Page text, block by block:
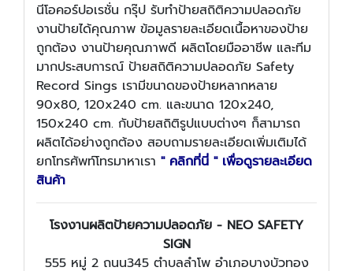
นีโอคอร์ปอเรชั่น กรุ๊ป รับทำป้ายสถิติความปลอดภัย
งานป้ายได้คุณภาพ ข้อมูลรายละเอียดเนื้อหาของป้าย
ถูกต้อง งานป้ายคุณภาพดี ผลิตโดยมืออาชีพ และทีม
มากประสบการณ์ ป้ายสถิติความปลอดภัย Safety
Record Sings เรามีขนาดของป้ายหลากหลาย
90x80, 120x240 cm. และขนาด 120x240,
150x240 cm. กับป้ายสถิติรูปแบบต่างๆ ก็สามารถ
ผลิตได้อย่างถูกต้อง สอบถามรายละเอียดเพิ่มเติมได้
ยกโทรศัพท์โทรมาหาเรา " คลิกที่นี่ " เพื่อดูรายละเอียด
สินค้า
โรงงานผลิตป้ายความปลอดภัย - NEO SAFETY
SIGN
555 หมู่ 2 ถนน345 ตำบลลำโพ อำเภอบางบัวทอง